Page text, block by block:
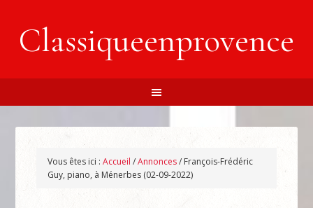
Classiqueenprovence
Vous êtes ici :Accueil /Annonces/ François-Frédéric
Guy, piano, à Ménerbes (02-09-2022)